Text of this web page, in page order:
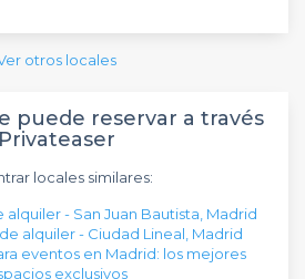
otros locales
puede reservar a través
Privateaser
locales similares:
alquiler - San Juan Bautista, Madrid
alquiler - Ciudad Lineal, Madrid
eventos en Madrid: los mejores
exclusivos